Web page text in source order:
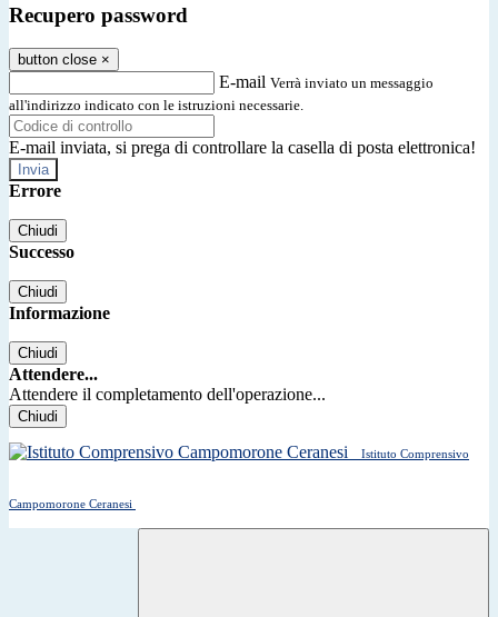
Recupero password
button close ×
E-mail Verrà inviato un messaggio
all'indirizzo indicato con le istruzioni necessarie.
E-mail inviata, si prega di controllare la casella di posta elettronica!
Errore
Chiudi
Successo
Chiudi
Informazione
Chiudi
Attendere...
Attendere il completamento dell'operazione...
Chiudi
Istituto Comprensivo
Campomorone Ceranesi